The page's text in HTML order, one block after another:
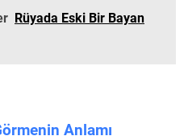
Rüyada Eski Bir Bayan
Anlamı